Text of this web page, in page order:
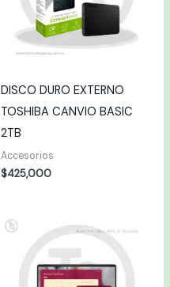
DISCO DURO EXTERNO
TOSHIBA CANVIO BASIC
2TB
Accesorios
$425,000